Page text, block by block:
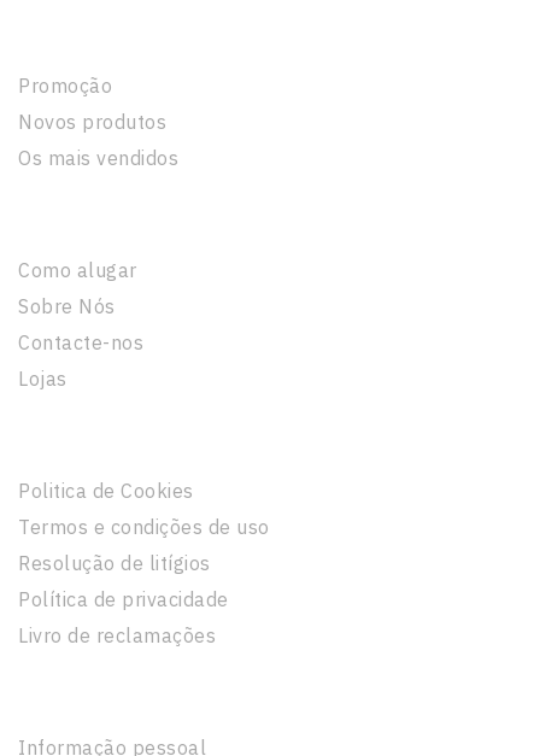
Promoção
Novos produtos
Os mais vendidos
Como alugar
Sobre Nós
Contacte-nos
Lojas
Politica de Cookies
Termos e condições de uso
Resolução de litígios
Política de privacidade
Livro de reclamações
Informação pessoal